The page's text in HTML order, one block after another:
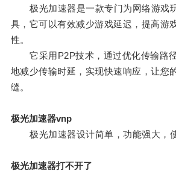
极光加速器是一款专门为网络游戏
具，它可以有效减少游戏延迟，提高游
性。
它采用P2P技术，通过优化传输路
地减少传输时延，实现快速响应，让您
缝。
极光加速器vnp
极光加速器设计简单，功能强大，使
极光加速器打不开了